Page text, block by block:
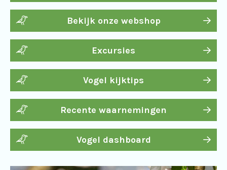
Bekijk onze webshop
Excursies
Vogel kijktips
Recente waarnemingen
Vogel dashboard